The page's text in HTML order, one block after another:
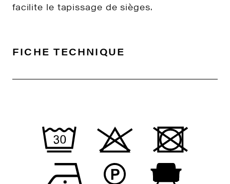
facilite le tapissage de sièges.
FICHE TECHNIQUE